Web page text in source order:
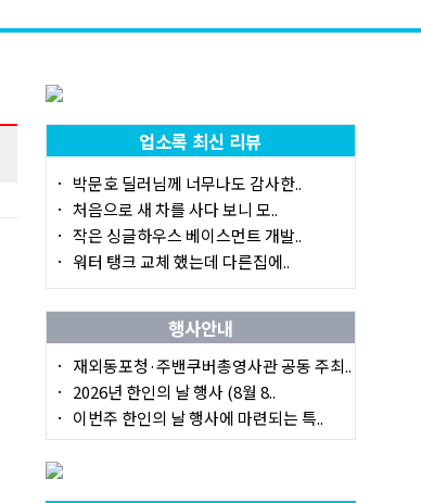
업소록 최신 리뷰
박문호 딜러님께 너무나도 감사한..
처음으로 새 차를 사다 보니 모..
작은 싱글하우스 베이스먼트 개발..
워터 탱크 교체 했는데 다른집에..
행사안내
재외동포청·주밴쿠버총영사관 공동 주최..
2026년 한인의 날 행사 (8월 8..
이번주 한인의 날 행사에 마련되는 특..